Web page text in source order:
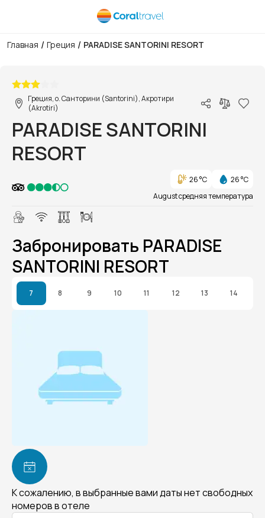
Главная / Греция / PARADISE SANTORINI RESORT
Греция, о. Санторини (Santorini), Акротири
(Akrotiri)
PARADISE SANTORINI
RESORT
26 °C
26 °C
August средняя температура
Забронировать PARADISE
SANTORINI RESORT
7 8 9 10 11 12 13 14
К сожалению, в выбранные вами даты нет свободных
номеров в отеле